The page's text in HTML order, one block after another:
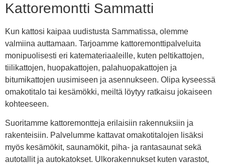
Kattoremontti Sammatti
Kun kattosi kaipaa uudistusta Sammatissa, olemme
valmiina auttamaan. Tarjoamme kattoremonttipalveluita
monipuolisesti eri katemateriaaleille, kuten peltikattojen,
tiilikattojen, huopakattojen, palahuopakattojen ja
bitumikattojen uusimiseen ja asennukseen. Olipa kyseessä
omakotitalo tai kesämökki, meiltä löytyy ratkaisu jokaiseen
kohteeseen.
Suoritamme kattoremontteja erilaisiin rakennuksiin ja
rakenteisiin. Palvelumme kattavat omakotitalojen lisäksi
myös kesämökit, saunamökit, piha- ja rantasaunat sekä
autotallit ja autokatokset. Ulkorakennukset kuten varastot,